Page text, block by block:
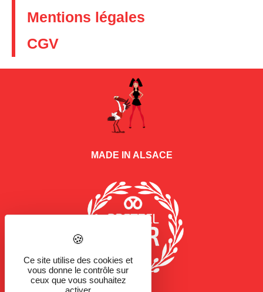
Mentions légales
CGV
MADE IN ALSACE
Ce site utilise des cookies et
vous donne le contrôle sur
ceux que vous souhaitez
activer